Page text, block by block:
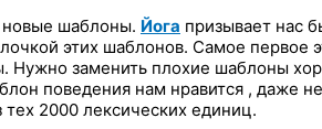
новые шаблоны. Йога призывает нас
этих шаблонов. Самое первое
Нужно заменить плохие шаблоны
поведения нам нравится , даже
2000 лексических единиц.